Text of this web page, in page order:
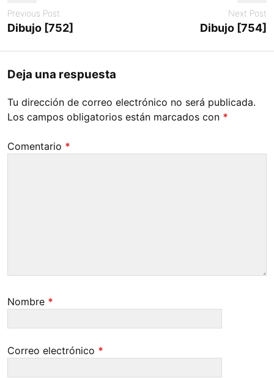
Previous Post
Dibujo [752]
Next Post
Dibujo [754]
Deja una respuesta
Tu dirección de correo electrónico no será publicada.
Los campos obligatorios están marcados con *
Comentario *
Nombre *
Correo electrónico *